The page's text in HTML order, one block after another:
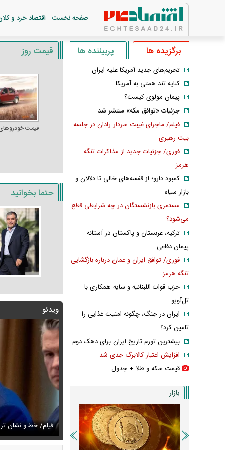
صفحه نخست اقتصاد خرد و
قیمت روز
قیمت
حتما بخوانید
ویدئو
قالیباف خواهش کردیم که رئیس تیم مذاکره‌کننده
فیلم/ خط و نشان
جدید صابر ابر در فضای مجازی پربازدید شد عکس دیده‌نشده
برگزیده ها پربیننده ها
تحریم‌های جدید آمریکا علیه ایران
کنایه تند همتی به آمریکا
پیمان مولوی کیست؟
جزئیات «توافق مکه» منتشر شد
فیلم/ ماجرای غیبت سردار رادان در جلسه
بیت رهبری
فوری/ جزئیات جدید از مذاکرات تنگه
هرمز
کمبود دارو؛ از قفسه‌های خالی تا دلالان و
بازار سیاه
مستمری بازنشستگان در چه شرایطی قطع
می‌شود؟
ترکیه، عربستان و پاکستان در آستانه
پیمان دفاعی
فوری/ توافق ایران و عمان درباره بازگشایی
تنگه هرمز
حزب قوات اللبنانیه و سایه همکاری با
تل‌آویو
ایران در جنگ، چگونه امنیت غذایی را
تامین کرد؟
بیشترین تورم تاریخ ایران برای دهک دوم
افزایش اعتبار کالابرگ جدی شد
قیمت سکه و طلا + جدول
بازار